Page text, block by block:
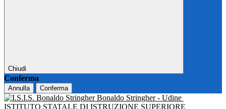
Chiudi
Conferma
Annulla Conferma
Bonaldo Stringher - Udine
ISTITUTO STATALE DI ISTRUZIONE SUPERIORE